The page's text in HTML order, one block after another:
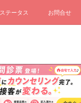
ステータス お問合せ